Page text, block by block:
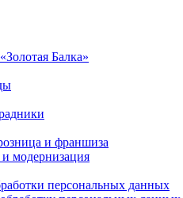
Балка»
и франшиза
модернизация
персональных данных